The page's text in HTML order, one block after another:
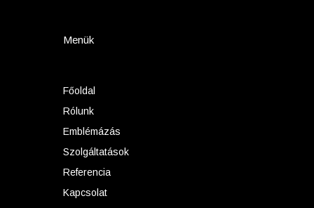
Menük
Főoldal
Rólunk
Emblémázás
Szolgáltatások
Referencia
Kapcsolat